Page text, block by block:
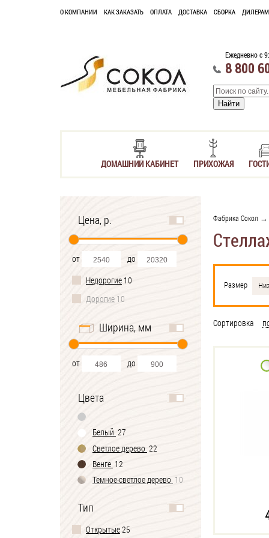
О КОМПАНИИ КАК ЗАКАЗАТЬ ОПЛАТА ДОСТАВКА СБОРКА ДИЛЕРАМ
Ежедневно с
8 800
ДОМАШНИЙ КАБИНЕТ ПРИХОЖАЯ
Цена, р.
от
до
Недорогие 10
Дорогие 10
Ширина, мм
от до
Цвета
Белый 27
Светлое дерево 22
Венге 12
Темное-cветлое дерево 10
Тип
Открытые25
Фабрика Сокол →
Размер
Сортировка